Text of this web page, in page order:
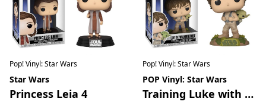
Pop! Vinyl: Star Wars
Star Wars
Princess Leia 4
Pop! Vinyl: Star Wars
POP Vinyl: Star Wars
Training Luke with Yoda